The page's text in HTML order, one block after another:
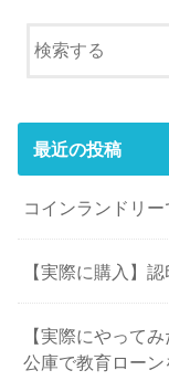
最近の投稿
コインランドリ
【実際に購入】
【実際にやって
公庫で教育ローン